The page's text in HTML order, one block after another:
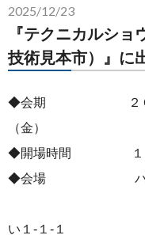
2025/12/23
『テクニカルシ
技術見本市）』に
◆会期 ２０２６年
（金）
◆開場時間 １０：
◆会場 パシフィ
※神奈川県横
い１-１-１